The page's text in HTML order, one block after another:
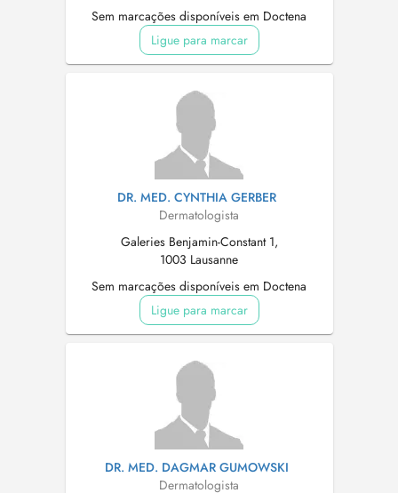
Sem marcações disponíveis em Doctena
Ligue para marcar
DR. MED. CYNTHIA GERBER
Dermatologista
Galeries Benjamin-Constant 1,
1003 Lausanne
Sem marcações disponíveis em Doctena
Ligue para marcar
DR. MED. DAGMAR GUMOWSKI
Dermatologista